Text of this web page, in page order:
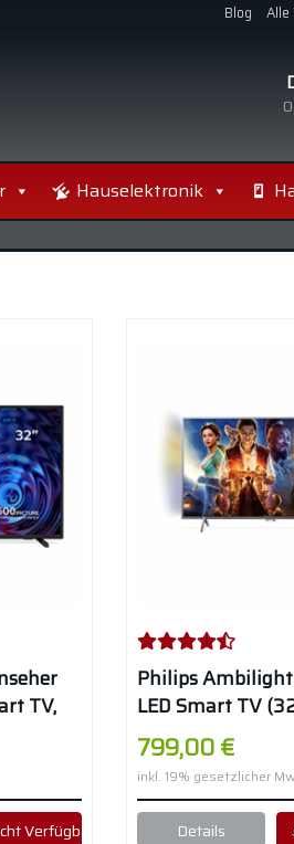
Blog Alle
0
Hauselektronik
TV,
Verfügbar
Philips
LED Smart TV
HD, Pixel Plus
Triple Tuner) –
799,00 €
inkl. 19% gesetzlicher
Details